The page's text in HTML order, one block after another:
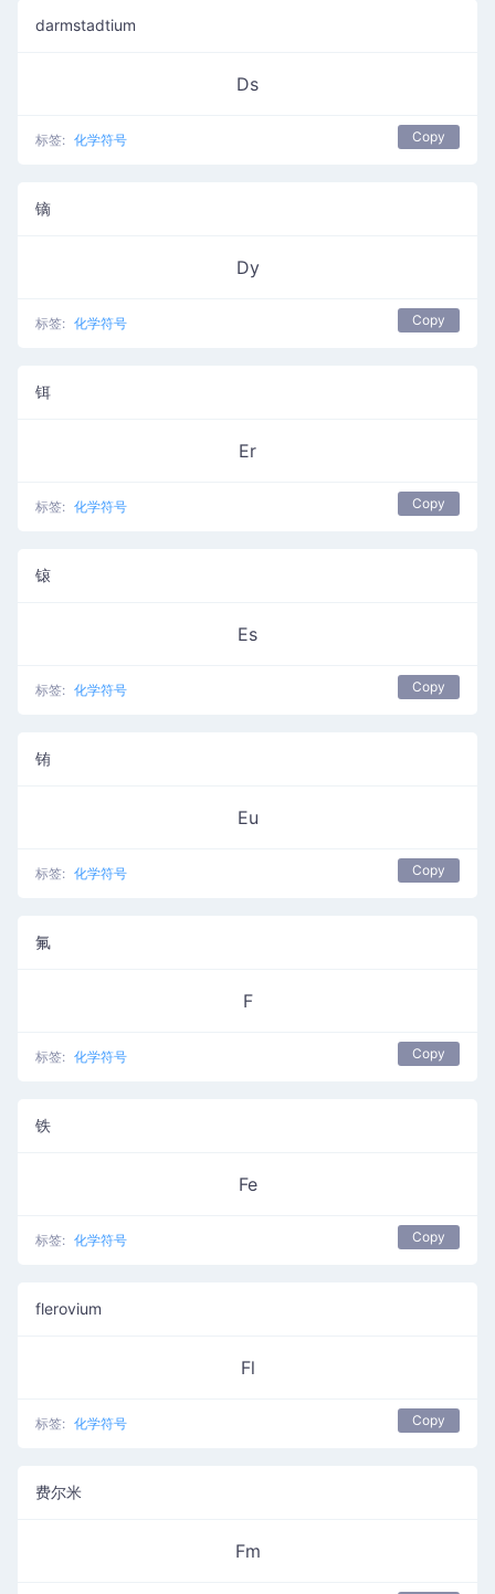
darmstadtium
Ds
标签: 化学符号 Copy
镝
Dy
标签: 化学符号 Copy
铒
Er
标签: 化学符号 Copy
锿
Es
标签: 化学符号 Copy
铕
Eu
标签: 化学符号 Copy
氟
F
标签: 化学符号 Copy
铁
Fe
标签: 化学符号 Copy
flerovium
Fl
标签: 化学符号 Copy
费尔米
Fm